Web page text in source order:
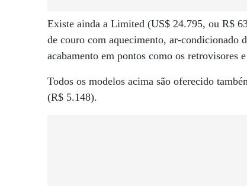
Existe ainda a Limited (US$ 24.795, ou R$
de couro com aquecimento, ar-condicionado
acabamento em pontos como os retrovisores
Todos os modelos acima são oferecido
(R$ 5.148).